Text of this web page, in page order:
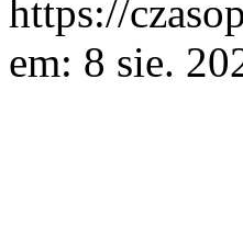
https://
em: 8 sie.